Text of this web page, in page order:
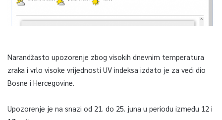
Narandžasto upozorenje zbog visokih dnevnim temperatura
zraka i vrlo visoke vrijednosti UV indeksa izdato je za veći dio
Bosne i Hercegovine.
Upozorenje je na snazi od 21. do 25. juna u periodu između 12 i